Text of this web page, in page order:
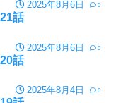
2025年8月6日 0
話
2025年8月6日 0
話
2025年8月4日 0